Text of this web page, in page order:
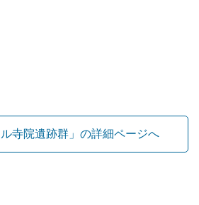
ル寺院遺跡群」の詳細ページへ